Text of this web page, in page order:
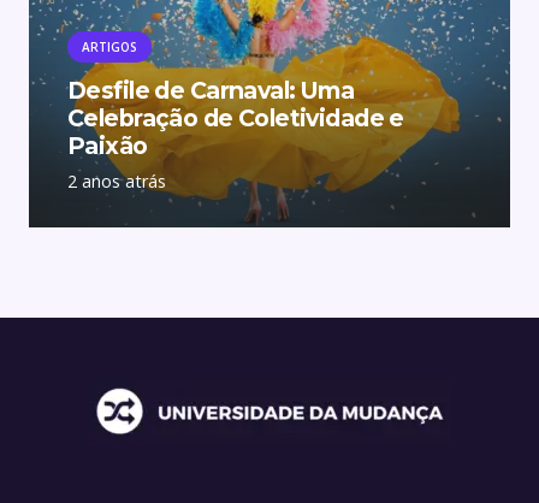
ARTIGOS
Desfile de Carnaval: Uma
Celebração de Coletividade e
Paixão
2 anos atrás